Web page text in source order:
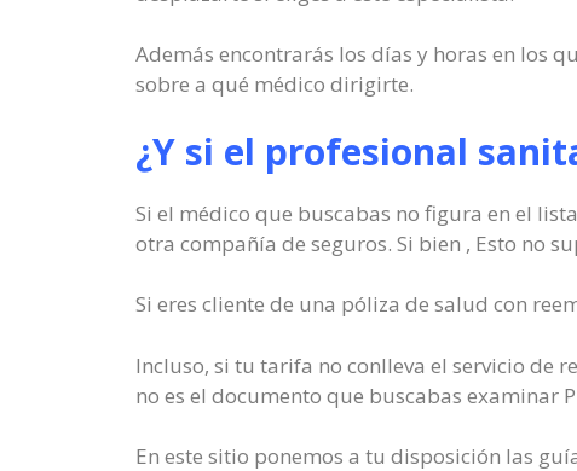
Además encontrarás los días y horas en los
sobre a qué médico dirigirte.
¿Y si el profesional
Si el médico que buscabas no figura en el
otra compañía de seguros. Si bien , Esto no
Si eres cliente de una póliza de salud con
Incluso, si tu tarifa no conlleva el servicio de
no es el documento que buscabas examinar
En este sitio ponemos a tu disposición las